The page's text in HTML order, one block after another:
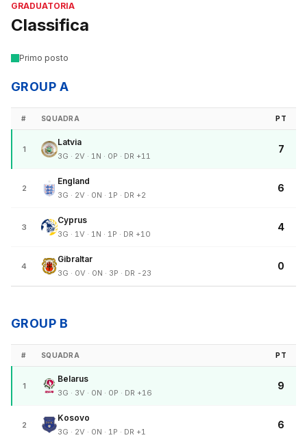
GRADUATORIA
Classifica
Primo posto
GROUP A
# SQUADRA PT
1
Latvia
3G · 2V · 1N · 0P · DR +11
7
2
England
3G · 2V · 0N · 1P · DR +2
6
3
Cyprus
3G · 1V · 1N · 1P · DR +10
4
4
Gibraltar
3G · 0V · 0N · 3P · DR -23
0
GROUP B
# SQUADRA PT
1
Belarus
3G · 3V · 0N · 0P · DR +16
9
2
Kosovo
3G · 2V · 0N · 1P · DR +1
6